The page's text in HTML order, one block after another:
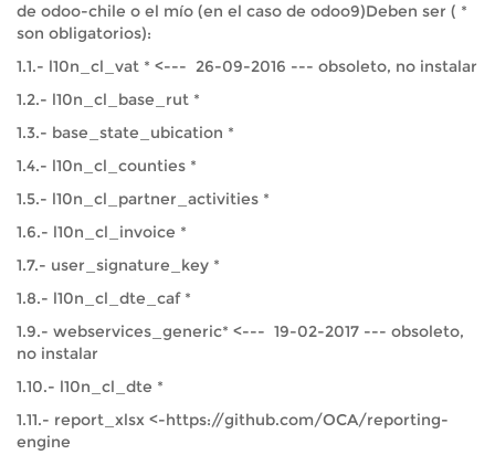
de odoo-chile o el mío (en el caso de odoo9)Deben ser ( *
son obligatorios):
1.1.- l10n_cl_vat * <--- 26-09-2016 --- obsoleto, no instalar
1.2.- l10n_cl_base_rut *
1.3.- base_state_ubication *
1.4.- l10n_cl_counties *
1.5.- l10n_cl_partner_activities *
1.6.- l10n_cl_invoice *
1.7.- user_signature_key *
1.8.- l10n_cl_dte_caf *
1.9.- webservices_generic* <--- 19-02-2017 --- obsoleto,
no instalar
1.10.- l10n_cl_dte *
1.11.- report_xlsx <-https://github.com/OCA/reporting-
engine